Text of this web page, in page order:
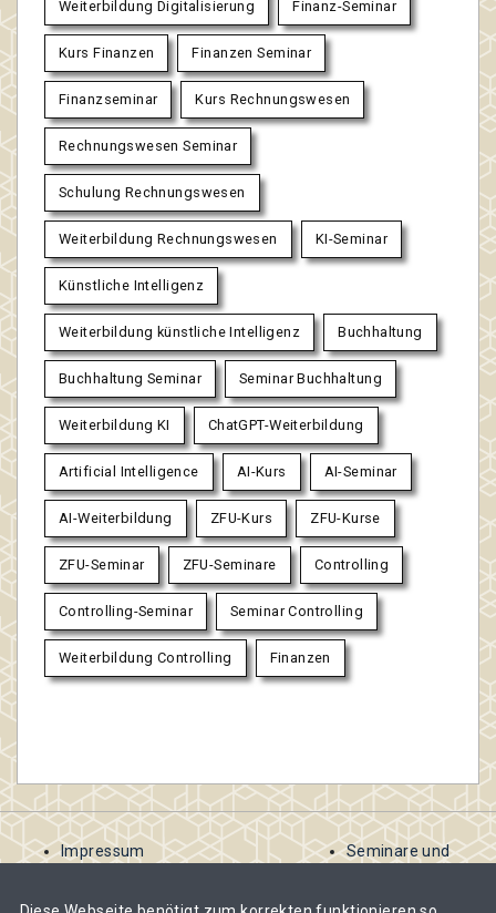
Weiterbildung Digitalisierung Finanz-Seminar
Kurs Finanzen Finanzen Seminar
Finanzseminar Kurs Rechnungswesen
Rechnungswesen Seminar
Schulung Rechnungswesen
Weiterbildung Rechnungswesen KI-Seminar
Künstliche Intelligenz
Weiterbildung künstliche Intelligenz Buchhaltung
Buchhaltung Seminar Seminar Buchhaltung
Weiterbildung KI ChatGPT-Weiterbildung
Artificial Intelligence AI-Kurs AI-Seminar
AI-Weiterbildung ZFU-Kurs ZFU-Kurse
ZFU-Seminar ZFU-Seminare Controlling
Controlling-Seminar Seminar Controlling
Weiterbildung Controlling Finanzen
Impressum
Kontakt
Seminare und
ausschreiben